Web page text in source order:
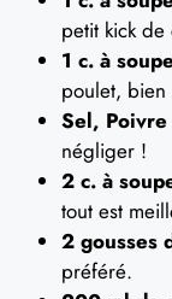
petit kick de
1 c. à
poulet, bien
Sel, Poivre
négliger !
2 c. à
tout est
2 gousses
préféré.